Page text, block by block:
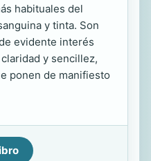
habituales del
y tinta. Son
evidente interés
y sencillez,
ponen de manifiesto